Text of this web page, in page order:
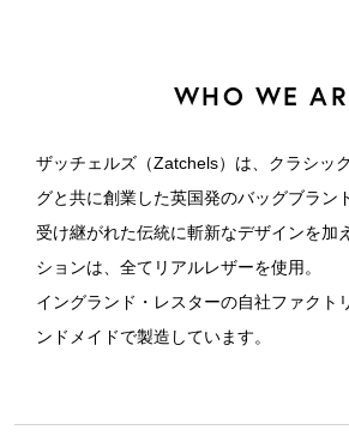
WHO WE
ザッチェルズ（Zatchels）は、クラシッ
グと共に創業した英国発のバッグブラン
受け継がれた伝統に斬新なデザインを加
ションは、全てリアルレザーを使用。
イングランド・レスターの自社ファクト
ンドメイドで製造しています。